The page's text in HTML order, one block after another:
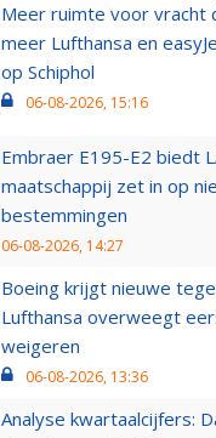
Meer ruimte voor vracht
meer Lufthansa en
op Schiphol
06-08-2026, 15:16
Embraer E195-E2 biedt
maatschappij zet in op
bestemmingen
06-08-2026, 14:27
Boeing krijgt nieuwe
Lufthansa overweegt
weigeren
06-08-2026, 13:36
Analyse kwartaalcijfers: